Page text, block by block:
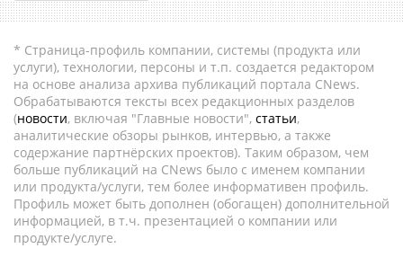
* Страница-профиль компании, системы (продукта или
услуги), технологии, персоны и т.п. создается редактором
на основе анализа архива публикаций портала CNews.
Обрабатываются тексты всех редакционных разделов
(новости, включая "Главные новости", статьи,
аналитические обзоры рынков, интервью, а также
содержание партнёрских проектов). Таким образом, чем
больше публикаций на CNews было с именем компании
или продукта/услуги, тем более информативен профиль.
Профиль может быть дополнен (обогащен) дополнительной
информацией, в т.ч. презентацией о компании или
продукте/услуге.